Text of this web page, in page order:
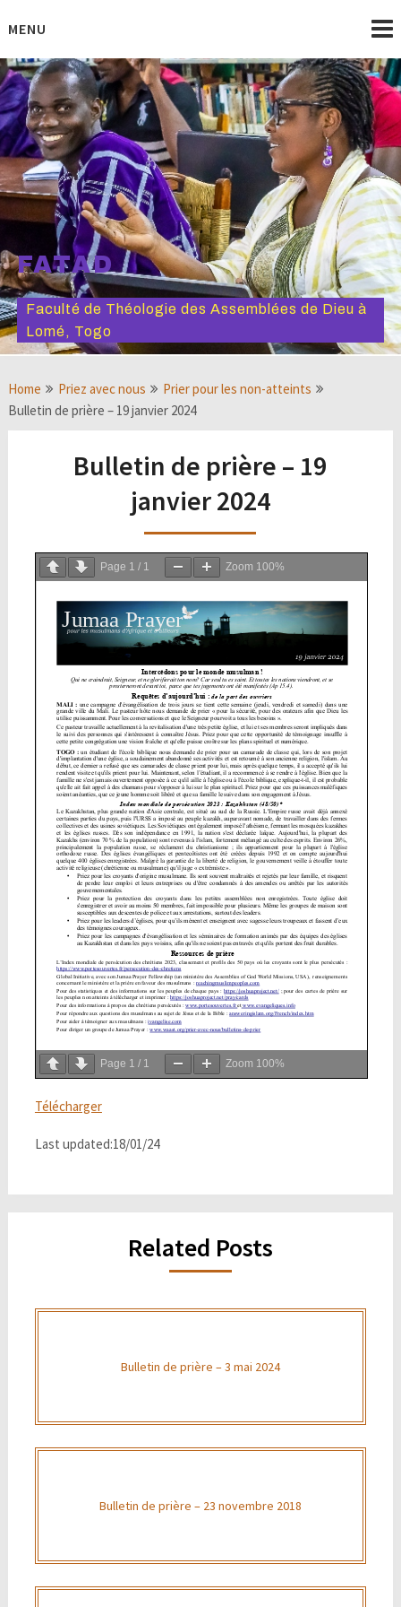
toMENU
FATAD
Faculté de Théologie des Assemblées de Dieu à
Lomé, Togo
Home Priez avec nous
Prier pour les non-atteints
Bulletin de prière – 19 janvier 2024
Bulletin de prière – 19
janvier 2024
Page 1 / 1 Zoom 100%
Page 1 / 1 Zoom 100%
Télécharger
Last updated:18/01/24
Related Posts
Bulletin de prière – 3 mai 2024
Bulletin de prière – 23 novembre 2018